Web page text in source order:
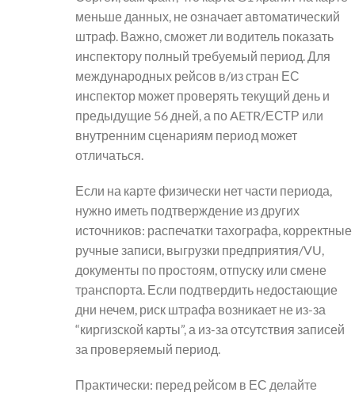
меньше данных, не означает автоматический
штраф. Важно, сможет ли водитель показать
инспектору полный требуемый период. Для
международных рейсов в/из стран ЕС
инспектор может проверять текущий день и
предыдущие 56 дней, а по AETR/ЕСТР или
внутренним сценариям период может
отличаться.
Если на карте физически нет части периода,
нужно иметь подтверждение из других
источников: распечатки тахографа, корректные
ручные записи, выгрузки предприятия/VU,
документы по простоям, отпуску или смене
транспорта. Если подтвердить недостающие
дни нечем, риск штрафа возникает не из-за
“киргизской карты”, а из-за отсутствия записей
за проверяемый период.
Практически: перед рейсом в ЕС делайте